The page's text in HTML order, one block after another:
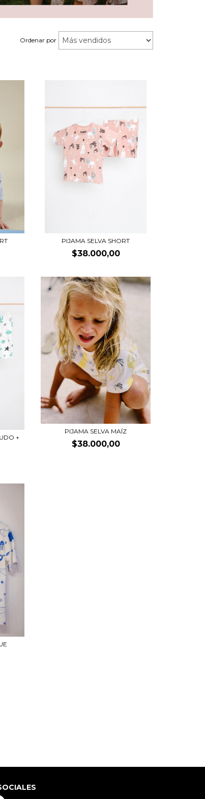
Ordenar por
PIJAMA SELVA SHORT
$38.000,00
+
PIJAMA SELVA MAÍZ
$38.000,00